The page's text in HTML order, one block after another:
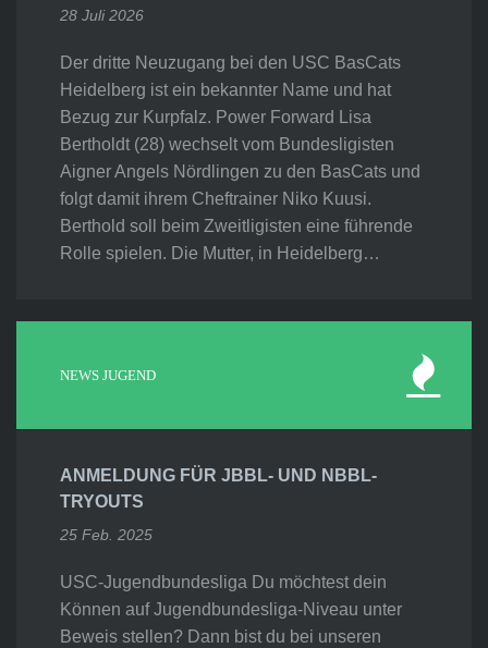
28 Juli 2026
Der dritte Neuzugang bei den USC BasCats
Heidelberg ist ein bekannter Name und hat
Bezug zur Kurpfalz. Power Forward Lisa
Bertholdt (28) wechselt vom Bundesligisten
Aigner Angels Nördlingen zu den BasCats und
folgt damit ihrem Cheftrainer Niko Kuusi.
Berthold soll beim Zweitligisten eine führende
Rolle spielen. Die Mutter, in Heidelberg…
NEWS JUGEND
ANMELDUNG FÜR JBBL- UND NBBL-
TRYOUTS
25 Feb. 2025
USC-Jugendbundesliga Du möchtest dein
Können auf Jugendbundesliga-Niveau unter
Beweis stellen? Dann bist du bei unseren